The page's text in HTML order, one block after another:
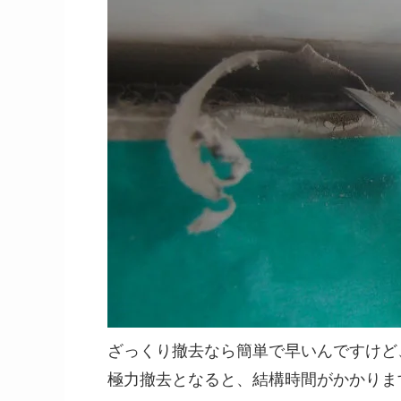
ざっくり撤去なら簡単で早いんですけ
極力撤去となると、結構時間がかかり